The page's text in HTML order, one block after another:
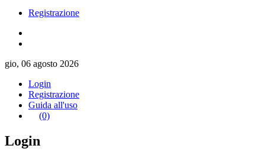
Registrazione
gio, 06 agosto 2026
Login
Registrazione
Guida all'uso
(0)
Login